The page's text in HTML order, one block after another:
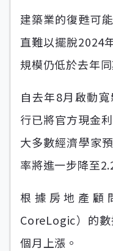
建築業的復甦可
直難以擺脫2024
規模仍低於去年
自去年8月啟動
行已將官方現金
大多數經濟學家
率將進一步降至
根據房地產顧
CoreLogic）的
個月上漲。